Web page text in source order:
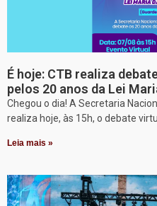
É hoje: CTB realiza
pelos 20 anos da Lei
Chegou o dia! A Secretaria
realiza hoje, às 15h, o debate
Leia mais »